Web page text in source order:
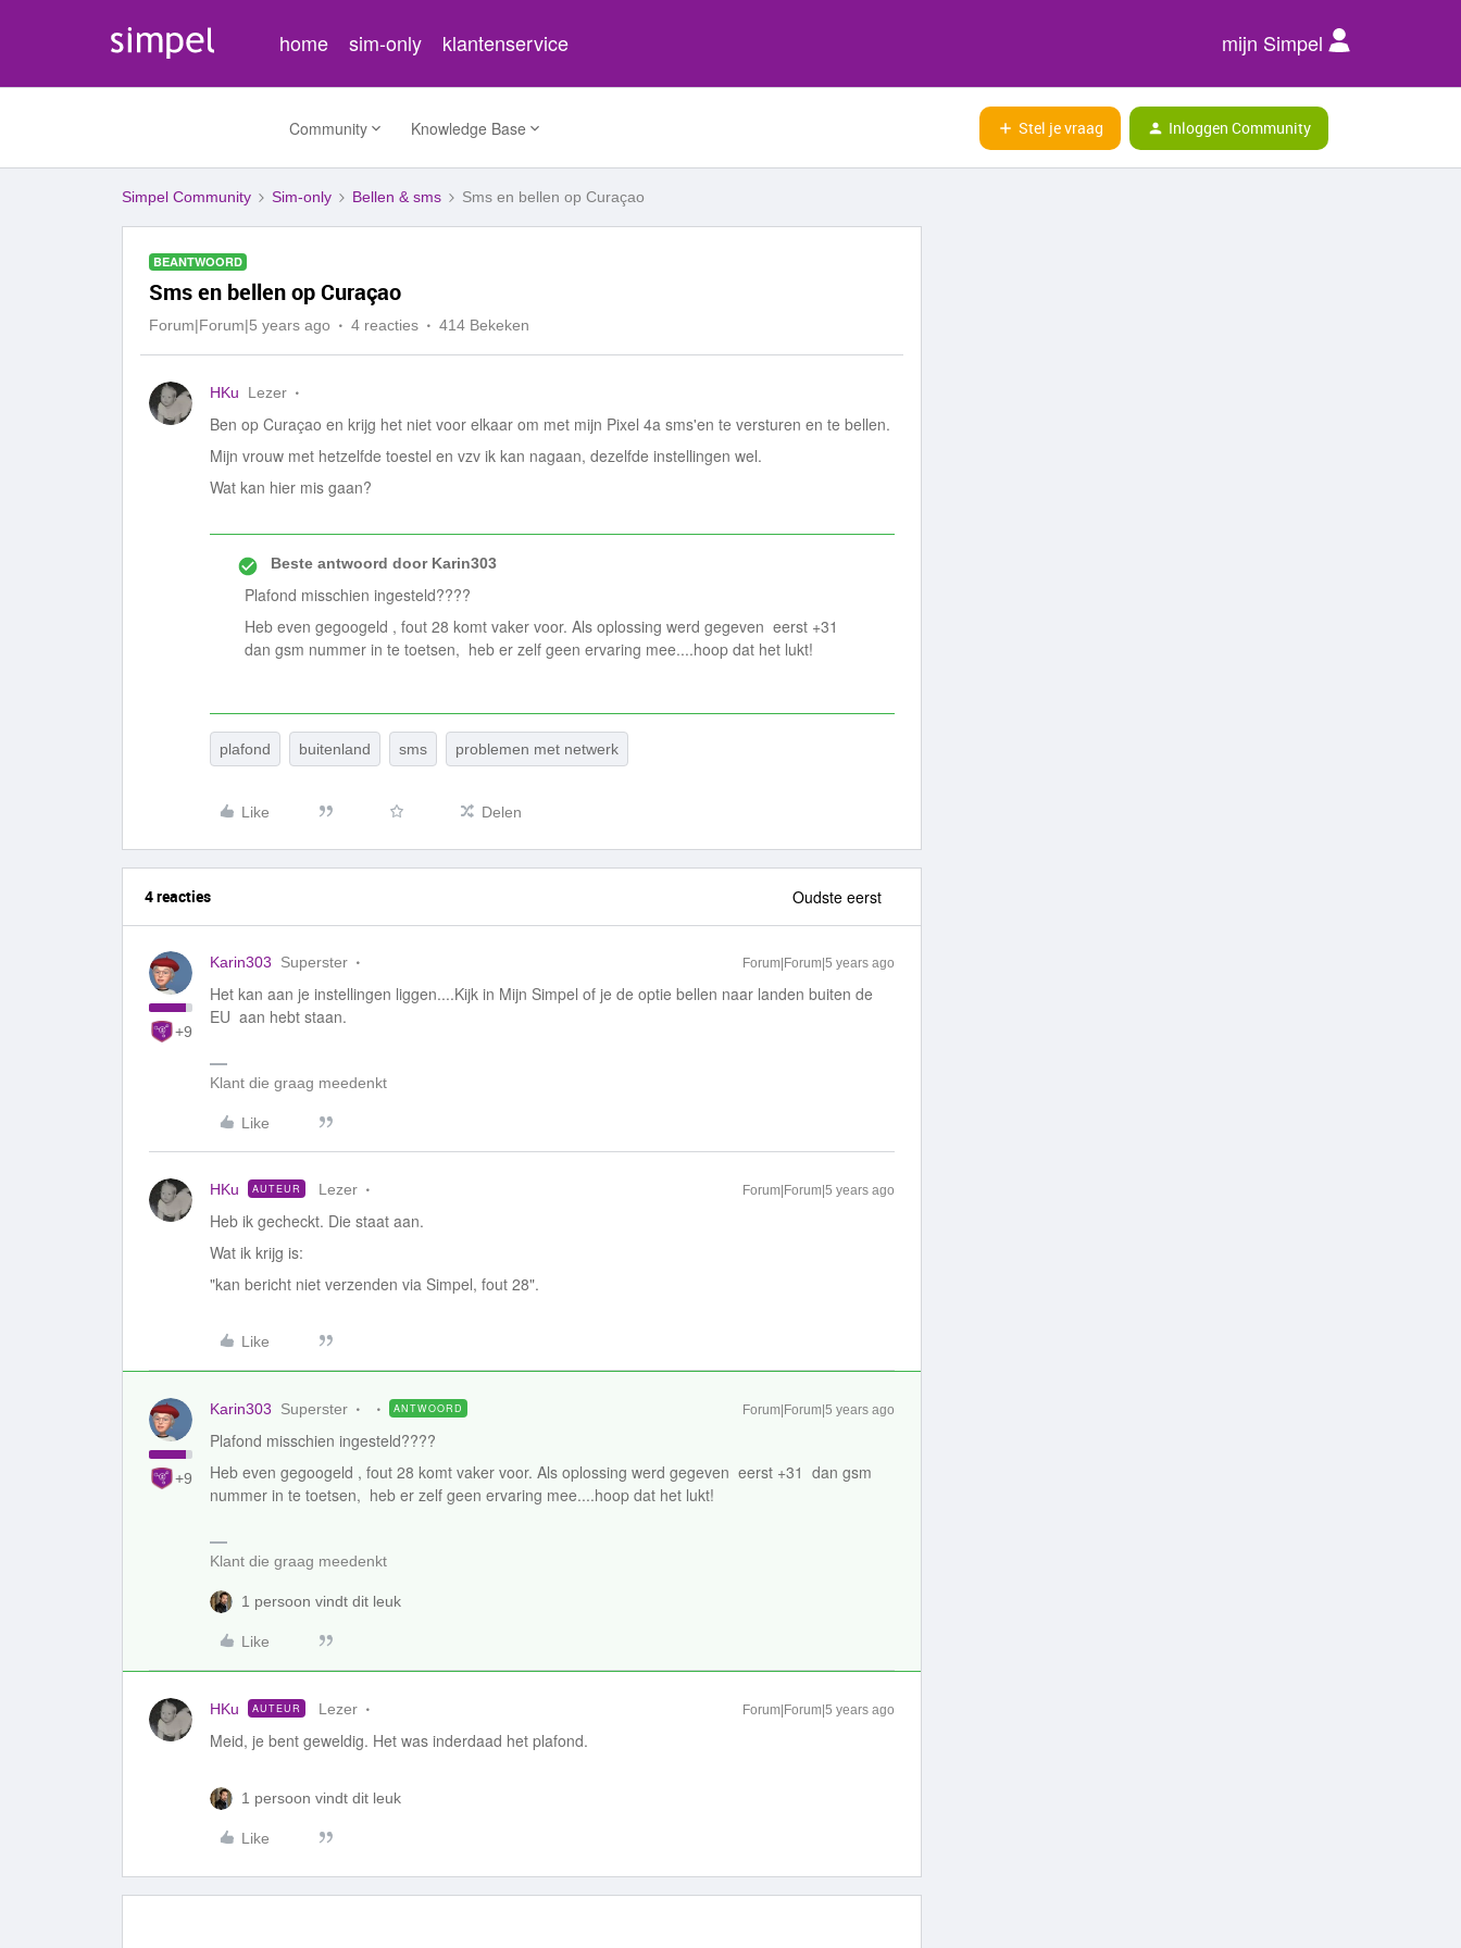
home sim-only klantenservice mijn Simpel
Community Knowledge Base Stel je vraag Inloggen Community
Simpel Community Sim-only Bellen & sms Sms en bellen op Curaçao
BEANTWOORD
Sms en bellen op Curaçao
Forum|Forum|5 years ago 4 reacties 414 Bekeken
HKu Lezer
Ben op Curaçao en krijg het niet voor elkaar om met mijn Pixel 4a sms'en te versturen en te bellen.
Mijn vrouw met hetzelfde toestel en vzv ik kan nagaan, dezelfde instellingen wel.
Wat kan hier mis gaan?
Beste antwoord doorKarin303
Plafond misschien ingesteld????
Heb even gegoogeld , fout 28 komt vaker voor. Als oplossing werd gegeven eerst +31
dan gsm nummer in te toetsen, heb er zelf geen ervaring mee....hoop dat het lukt!
plafond buitenland sms problemen met netwerk
Like Delen
4 reacties Oudste eerst
+9
Karin303 Superster Forum|Forum|5 years ago
Het kan aan je instellingen liggen....Kijk in Mijn Simpel of je de optie bellen naar landen buiten de
EU aan hebt staan.
Klant die graag meedenkt
Like
HKu AUTEUR Lezer Forum|Forum|5 years ago
Heb ik gecheckt. Die staat aan.
Wat ik krijg is:
"kan bericht niet verzenden via Simpel, fout 28".
Like
+9
Karin303 Superster ANTWOORD Forum|Forum|5 years ago
Plafond misschien ingesteld????
Heb even gegoogeld , fout 28 komt vaker voor. Als oplossing werd gegeven eerst +31 dan gsm
nummer in te toetsen, heb er zelf geen ervaring mee....hoop dat het lukt!
Klant die graag meedenkt
1 persoon vindt dit leuk
Like
HKu AUTEUR Lezer Forum|Forum|5 years ago
Meid, je bent geweldig. Het was inderdaad het plafond.
1 persoon vindt dit leuk
Like